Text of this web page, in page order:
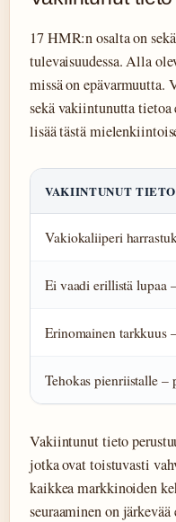
17 HMR:n osalta on
tulevaisuudessa. Alla
missä on
sekä vakiintunutta
lisää tästä
VAKIINTUNUT TIETO
Vakiokaliiperi
Ei vaadi erillistä lupaa
Erinomainen tarkkuus
Tehokas pienriistalle –
Vakiintunut tieto
jotka ovat toistuvasti
kaikkea markkinoiden
seuraaminen on